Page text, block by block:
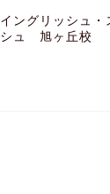
イングリッシュ・
シュ 旭ヶ丘校